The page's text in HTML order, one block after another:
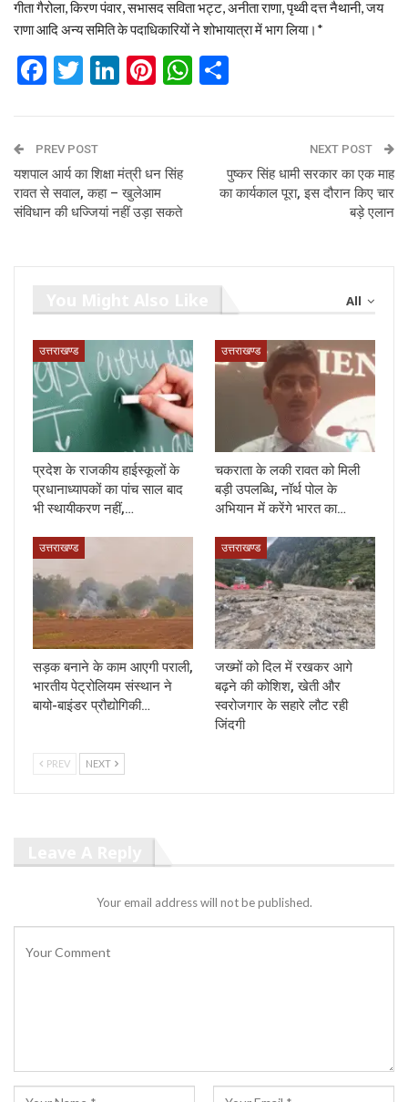
गीता गैरोला, किरण पंवार, सभासद सविता भट्ट, अनीता राणा, पृथ्वी दत्त नैथानी, जय
राणा आदि अन्य समिति के पदाधिकारियों ने शोभायात्रा में भाग लिया।*
Facebook
Twitter
LinkedIn
Pinterest
WhatsApp
PREV POST
यशपाल आर्य का शिक्षा मंत्री धन सिंह
रावत से सवाल, कहा – खुलेआम
संविधान की धज्जियां नहीं उड़ा सकते
NEXT POST
पुष्कर सिंह धामी सरकार का एक माह
का कार्यकाल पूरा, इस दौरान किए चार
बड़े एलान
All
उत्तराखण्ड
प्रदेश के राजकीय हाईस्कूलों के
प्रधानाध्यापकों का पांच साल बाद
भी स्थायीकरण नहीं,…
उत्तराखण्ड
चकराता के लकी रावत को मिली
बड़ी उपलब्धि, नॉर्थ पोल के
अभियान में करेंगे भारत का…
उत्तराखण्ड
सड़क बनाने के काम आएगी पराली,
भारतीय पेट्रोलियम संस्थान ने
बायो-बाइंडर प्रौद्योगिकी…
उत्तराखण्ड
जख्मों को दिल में रखकर आगे
बढ़ने की कोशिश, खेती और
स्वरोजगार के सहारे लौट रही
जिंदगी
PREV NEXT
Your email address will not be published.